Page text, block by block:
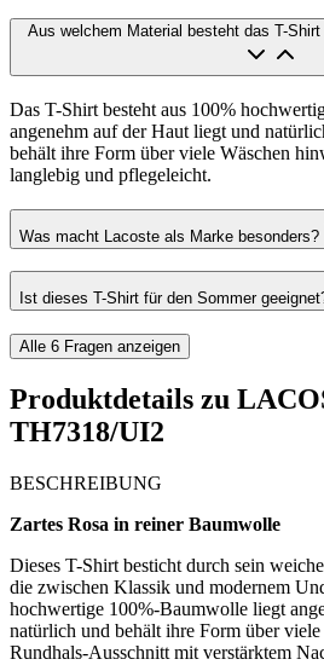
Aus welchem Material besteht das T-
Das T-Shirt besteht aus 100%
angenehm auf der Haut liegt und
behält ihre Form über viele Wäschen
langlebig und pflegeleicht.
Was macht Lacoste als Marke besonders?
Ist dieses T-Shirt für den Sommer
Alle 6 Fragen anzeigen
Produktdetails zu
TH7318/UI2
BESCHREIBUNG
Zartes Rosa in reiner Baumwolle
Dieses T-Shirt besticht durch sein
die zwischen Klassik und modernem
hochwertige 100%-Baumwolle liegt
natürlich und behält ihre Form über
Rundhals-Ausschnitt mit verstärktem